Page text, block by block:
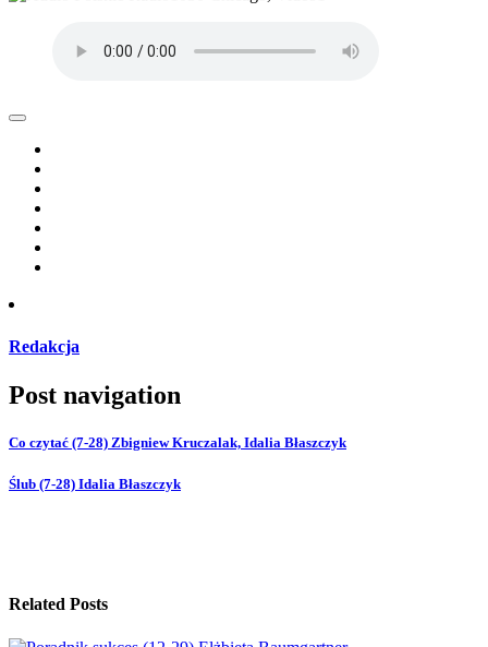
Redakcja
Post navigation
Co czytać (7-28) Zbigniew Kruczalak, Idalia Błaszczyk
Ślub (7-28) Idalia Błaszczyk
Related Posts